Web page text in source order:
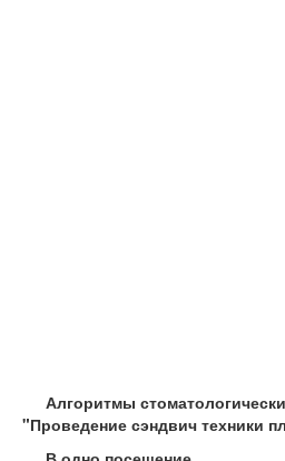
Алгоритмы
"Проведение сэндвич техники